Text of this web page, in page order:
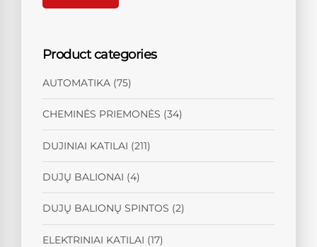
Product categories
AUTOMATIKA (75)
CHEMINĖS PRIEMONĖS (34)
DUJINIAI KATILAI (211)
DUJŲ BALIONAI (4)
DUJŲ BALIONŲ SPINTOS (2)
ELEKTRINIAI KATILAI (17)